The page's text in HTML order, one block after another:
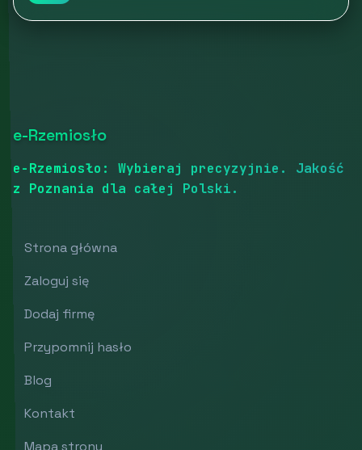
e-Rzemiosło
e-Rzemiosło: Wybieraj precyzyjnie. Jakość
z Poznania dla całej Polski.
Strona główna
Zaloguj się
Dodaj firmę
Przypomnij hasło
Blog
Kontakt
Mapa strony